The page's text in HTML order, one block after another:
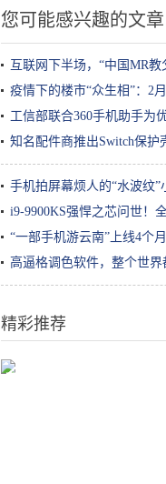
您可能感兴趣的文章
互联网下半场，“中国MR
疫情下的楼市“众生相”：2
工信部联合360手机助手为
知名配件商推出Switch保护
手机拍屏幕烦人的“水波纹”
i9-9900KS强悍之芯问世！
“一部手机游云南”上线4个
高逼格调色软件，整个世界
精彩推荐
在家太无聊了做个面食吃一